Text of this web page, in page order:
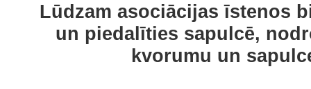
Lūdzam asociācijas īstenos
un piedalīties sapulcē,
kvorumu un